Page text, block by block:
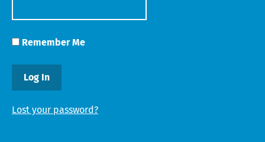
Remember Me
Lost your password?